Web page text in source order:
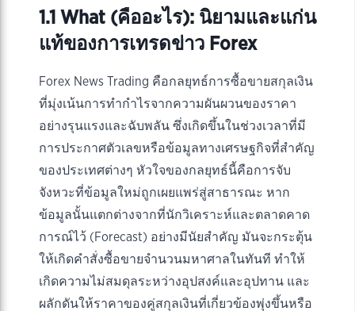
1.1 What (คืออะไร): นิยามและแก่น
แท้ของการเทรดข่าว Forex
Forex News Trading คือกลยุทธ์การซื้อขายสกุลเงิน
ที่มุ่งเน้นการทำกำไรจากความผันผวนของราคา
อย่างรุนแรงและฉับพลัน ซึ่งเกิดขึ้นในช่วงเวลาที่มี
การประกาศตัวเลขหรือข้อมูลทางเศรษฐกิจที่สำคัญ
ของประเทศต่างๆ หัวใจของกลยุทธ์นี้คือการจับ
จังหวะที่ข้อมูลใหม่ถูกเผยแพร่สู่สาธารณะ หาก
ข้อมูลนั้นแตกต่างจากที่นักวิเคราะห์และตลาดคาด
การณ์ไว้ (Forecast) อย่างมีนัยสำคัญ มันจะกระตุ้น
ให้เกิดคำสั่งซื้อขายจำนวนมหาศาลในทันที ทำให้
เกิดความไม่สมดุลระหว่างอุปสงค์และอุปทาน และ
ผลักดันให้ราคาของคู่สกุลเงินที่เกี่ยวข้องพุ่งขึ้นหรือ